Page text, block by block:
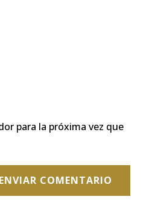
para la próxima vez que
ENVIAR COMENTARIO